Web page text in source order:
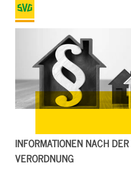
INFORMATIONEN NACH
VERORDNUNG